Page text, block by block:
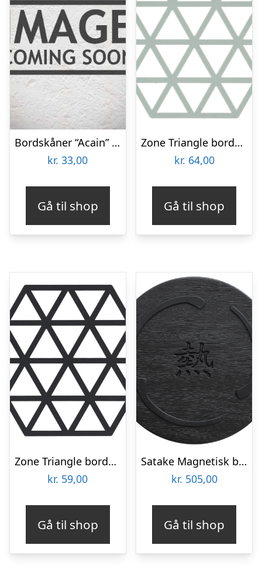
Bordskåner “Acain” rund søgræs – Nicolas Vahé Dia: 20 cm
kr. 33,00
Gå til shop
Zone Triangle bordskåner, nordic sky
kr. 64,00
Gå til shop
Zone Triangle bordskåner, sort
kr. 59,00
Gå til shop
Satake Magnetisk bordskåner, matsort
kr. 505,00
Gå til shop